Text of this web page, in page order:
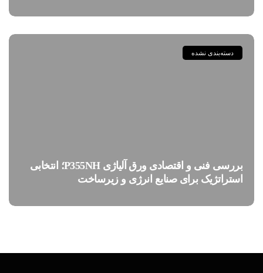
دسته‌بندی نشده
بررسی فنی و اقتصادی ورق آلیاژی P355NH؛ انتخابی
استراتژیک برای صنایع انرژی و زیرساخت